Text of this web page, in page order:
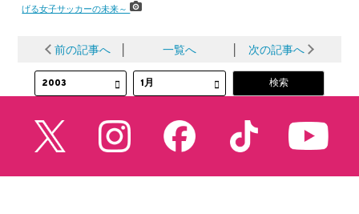
げる女子サッカーの未来～
前の記事へ │ 一覧へ │ 次の記事へ